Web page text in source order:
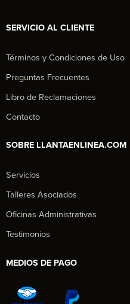
SERVICIO AL CLIENTE
Términos y Condiciones de Uso
Preguntas Frecuentes
Libro de Reclamaciones
Contacto
SOBRE LLANTAENLINEA.COM
Servicios
Talleres Asociados
Oficinas Administrativas
Testimonios
MEDIOS DE PAGO